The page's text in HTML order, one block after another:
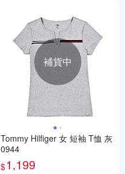
補貨中
Tommy Hilfiger 女 短袖 T恤 灰
0944
$1,199